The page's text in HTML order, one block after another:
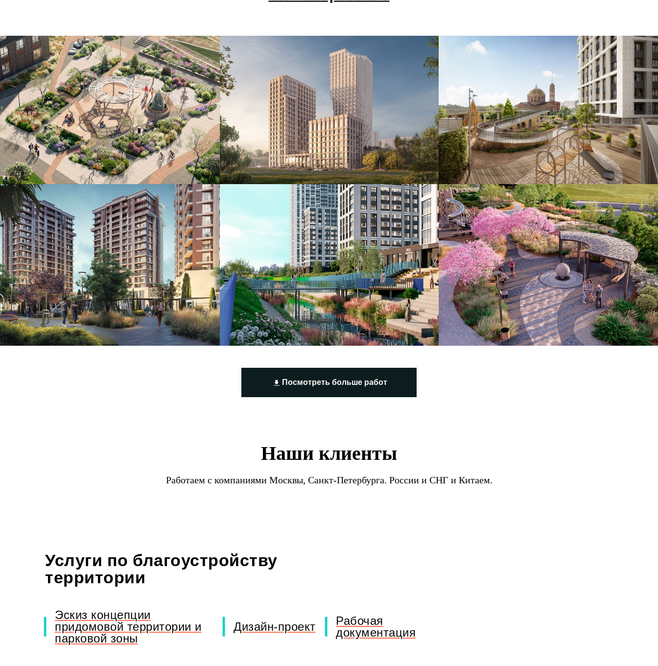
Проект благоустройства жилого комплекса
"Лесная Симфония"
Город Уфа
Смотреть дизайн-проект
Разработка дизайн-проекта
благоустройства жилого комплекса
"Пьермонт"
Смотреть дизайн-проект
Разработка дизайн проект благоустройства
придомовой территории для клубного
квартала "Aurum"
Группа компаний СТРОЙТЭК, г. Уфа
Смотреть дизайн-проект
Разработка дизайн проект благоустройства
придомовой территории для ЖК "Gence
Park Residence"
GANJA PARK RESIDENCE, Азербайджан,
2025
Смотреть дизайн-проект
Разработка проекта набережной р.
Патрушиха в городе Екатеринбург
Кортрос, РСГ-Академическое, 2025
Смотреть дизайн-проект
Разработка эскиза проекта
благоустройства возле ЖК «МОРЕТТА»
ГК Неометрия, Сочи, 2025
Смотреть дизайн-проект
Посмотреть больше работ
Наши клиенты
Работаем с компаниями Москвы, Санкт-Петербурга. России и СНГ и Китаем.
Услуги по благоустройству
территории
Эскиз концепции
придомовой территории и
парковой зоны
Дизайн-проект
Рабочая
документация